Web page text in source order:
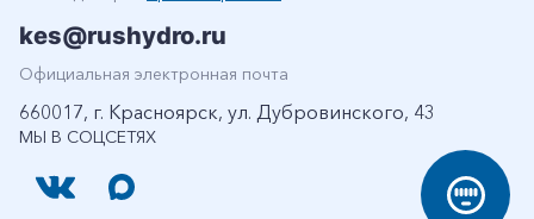
МЫ В СОЦСЕТЯХ
kes@rushydro.ru
Официальная электронная почта
660017, г. Красноярск, ул. Дубровинского, 43